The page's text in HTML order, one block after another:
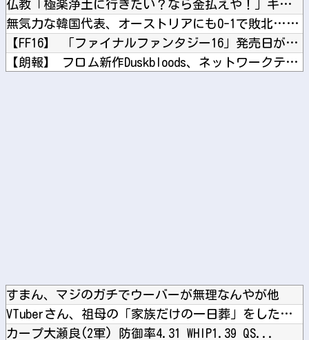
仏教「極楽浄土に行きたい？なら金払えや！」キリスト教「お金は...
無気力な韓国代表、オーストリアにも0-1で敗北…3月のAマッ...
【FF16】 「ファイナルファンタジー16」発売日が6/22...
【朗報】 フロム新作Duskbloods、ネットワークテスト...
すまん、マジのガチでウーバーが無理なんやが他
VTuberさん、祖母の「家族だけの一日葬」をした結果ｗｗｗ...
カープ大瀬良(2軍) 防御率4.31 WHIP1.39 QS...